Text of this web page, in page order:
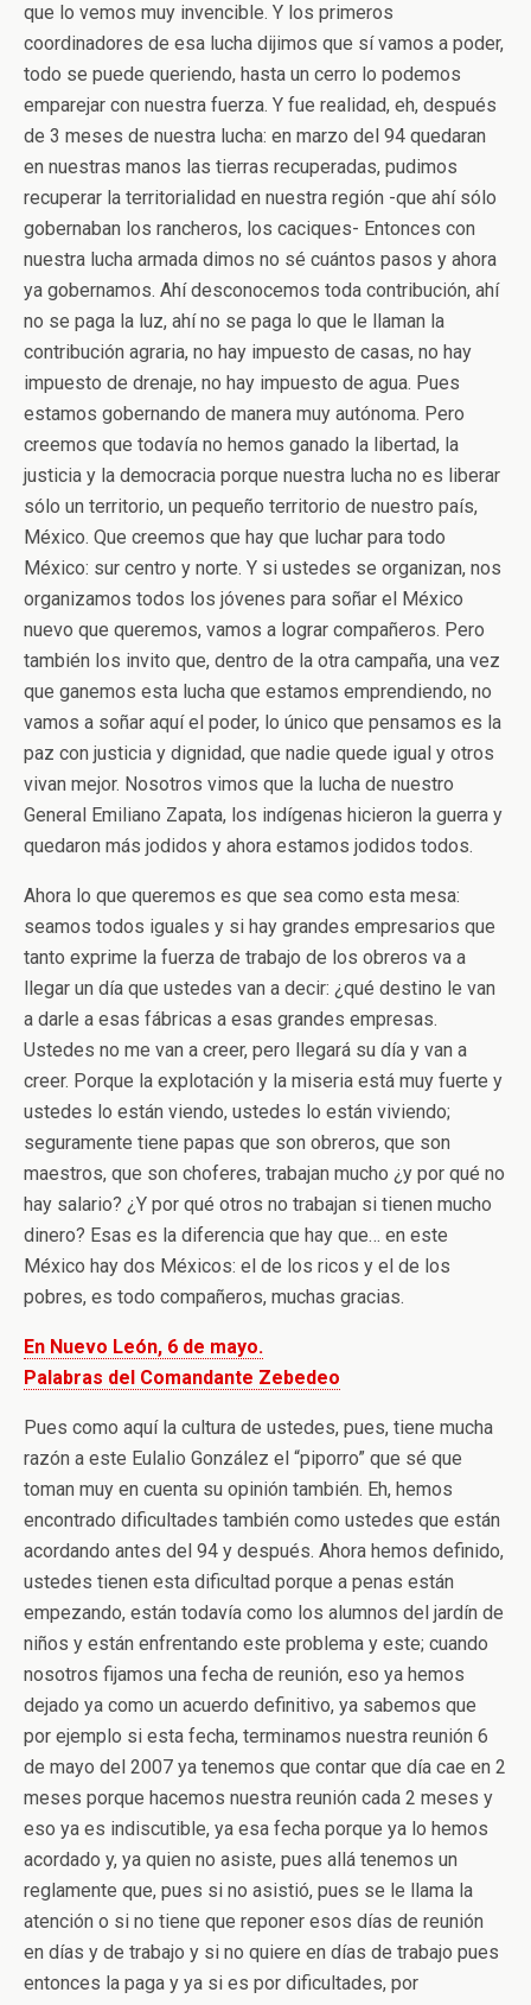
que lo vemos muy invencible. Y los primeros
coordinadores de esa lucha dijimos que sí vamos a poder,
todo se puede queriendo, hasta un cerro lo podemos
emparejar con nuestra fuerza. Y fue realidad, eh, después
de 3 meses de nuestra lucha: en marzo del 94 quedaran
en nuestras manos las tierras recuperadas, pudimos
recuperar la territorialidad en nuestra región -que ahí sólo
gobernaban los rancheros, los caciques- Entonces con
nuestra lucha armada dimos no sé cuántos pasos y ahora
ya gobernamos. Ahí desconocemos toda contribución, ahí
no se paga la luz, ahí no se paga lo que le llaman la
contribución agraria, no hay impuesto de casas, no hay
impuesto de drenaje, no hay impuesto de agua. Pues
estamos gobernando de manera muy autónoma. Pero
creemos que todavía no hemos ganado la libertad, la
justicia y la democracia porque nuestra lucha no es liberar
sólo un territorio, un pequeño territorio de nuestro país,
México. Que creemos que hay que luchar para todo
México: sur centro y norte. Y si ustedes se organizan, nos
organizamos todos los jóvenes para soñar el México
nuevo que queremos, vamos a lograr compañeros. Pero
también los invito que, dentro de la otra campaña, una vez
que ganemos esta lucha que estamos emprendiendo, no
vamos a soñar aquí el poder, lo único que pensamos es la
paz con justicia y dignidad, que nadie quede igual y otros
vivan mejor. Nosotros vimos que la lucha de nuestro
General Emiliano Zapata, los indígenas hicieron la guerra y
quedaron más jodidos y ahora estamos jodidos todos.
Ahora lo que queremos es que sea como esta mesa:
seamos todos iguales y si hay grandes empresarios que
tanto exprime la fuerza de trabajo de los obreros va a
llegar un día que ustedes van a decir: ¿qué destino le van
a darle a esas fábricas a esas grandes empresas.
Ustedes no me van a creer, pero llegará su día y van a
creer. Porque la explotación y la miseria está muy fuerte y
ustedes lo están viendo, ustedes lo están viviendo;
seguramente tiene papas que son obreros, que son
maestros, que son choferes, trabajan mucho ¿y por qué no
hay salario? ¿Y por qué otros no trabajan si tienen mucho
dinero? Esas es la diferencia que hay que… en este
México hay dos Méxicos: el de los ricos y el de los
pobres, es todo compañeros, muchas gracias.
En Nuevo León, 6 de mayo.
Palabras del Comandante Zebedeo
Pues como aquí la cultura de ustedes, pues, tiene mucha
razón a este Eulalio González el “piporro” que sé que
toman muy en cuenta su opinión también. Eh, hemos
encontrado dificultades también como ustedes que están
acordando antes del 94 y después. Ahora hemos definido,
ustedes tienen esta dificultad porque a penas están
empezando, están todavía como los alumnos del jardín de
niños y están enfrentando este problema y este; cuando
nosotros fijamos una fecha de reunión, eso ya hemos
dejado ya como un acuerdo definitivo, ya sabemos que
por ejemplo si esta fecha, terminamos nuestra reunión 6
de mayo del 2007 ya tenemos que contar que día cae en 2
meses porque hacemos nuestra reunión cada 2 meses y
eso ya es indiscutible, ya esa fecha porque ya lo hemos
acordado y, ya quien no asiste, pues allá tenemos un
reglamente que, pues si no asistió, pues se le llama la
atención o si no tiene que reponer esos días de reunión
en días y de trabajo y si no quiere en días de trabajo pues
entonces la paga y ya si es por dificultades, por